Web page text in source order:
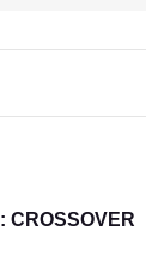
CROSSOVER